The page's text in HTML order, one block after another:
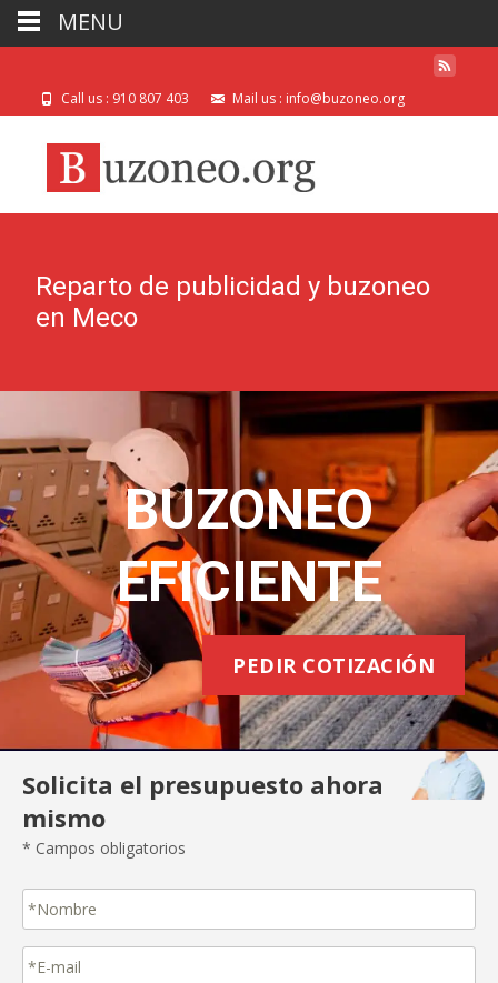
Call us : 910 807 403 Mail us : info@buzoneo.org
Reparto de publicidad y buzoneo
en Meco
BUZONEO
EFICIENTE
PEDIR COTIZACIÓN
Solicita el presupuesto ahora
mismo
* Campos obligatorios
MENU